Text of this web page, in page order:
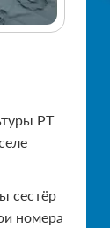
РТ
сестёр
номера